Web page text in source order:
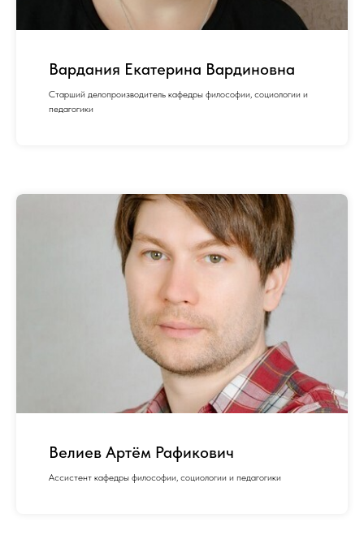
Вардания Екатерина Вардиновна
Старший делопроизводитель кафедры философии, социологии и
педагогики
Велиев Артём Рафикович
Ассистент кафедры философии, социологии и педагогики